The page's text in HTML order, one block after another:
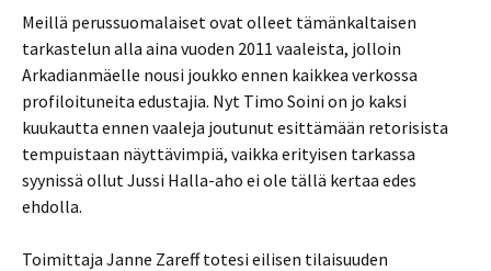
Meillä perussuomalaiset ovat olleet tämänkaltaisen
tarkastelun alla aina vuoden 2011 vaaleista, jolloin
Arkadianmäelle nousi joukko ennen kaikkea verkossa
profiloituneita edustajia. Nyt Timo Soini on jo kaksi
kuukautta ennen vaaleja joutunut esittämään retorisista
tempuistaan näyttävimpiä, vaikka erityisen tarkassa
syynissä ollut Jussi Halla-aho ei ole tällä kertaa edes
ehdolla.
Toimittaja Janne Zareff totesi eilisen tilaisuuden